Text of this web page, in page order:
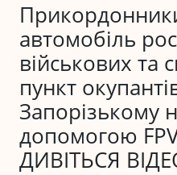
автомобіль
військових та
пункт
Запорізькому
допомогою
ДИВІТЬСЯ